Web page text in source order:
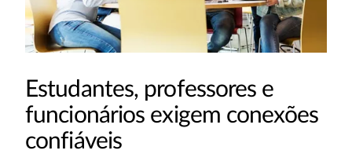
Estudantes, professores e
funcionários exigem conexões
confiáveis